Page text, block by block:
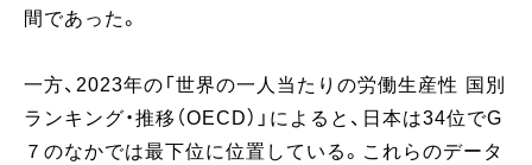
間であった。
一方、2023年の「世界の一人当たりの労働生産性 国別
ランキング・推移（OECD）」によると、日本は34位でG
７のなかでは最下位に位置している。これらのデータ